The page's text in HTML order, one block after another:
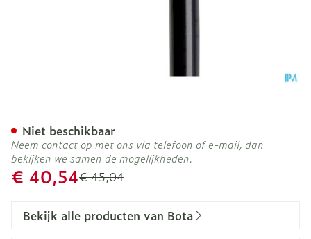
Adviesprijs
€ 45,04
Promotie prijs
€ 40,54
Niet beschikbaar
Neem contact op met ons via telefoon of e-mail, dan
bekijken we samen de mogelijkheden.
Bekijk alle producten van Bota